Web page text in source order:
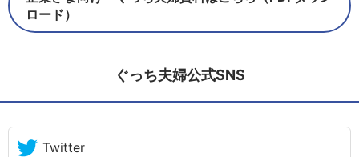
ロード）
ぐっち夫婦公式SNS
Twitter